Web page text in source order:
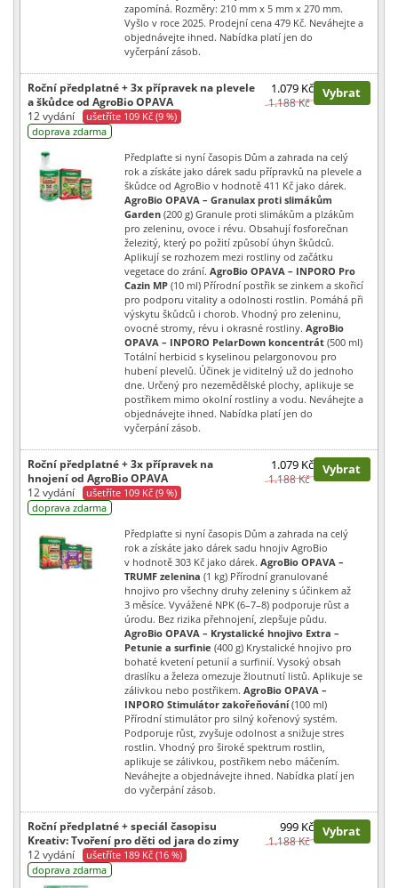
zapomíná. Rozměry: 210 mm x 5 mm x 270 mm.
Vyšlo v roce 2025. Prodejní cena 479 Kč. Neváhejte a
objednávejte ihned. Nabídka platí jen do
vyčerpání zásob.
Roční předplatné + 3x přípravek na plevele
a škůdce od AgroBio OPAVA
12 vydání
ušetříte 109 Kč (9 %)
doprava zdarma
1.079 Kč
1.188 Kč
Vybrat
Předplaťte si nyní časopis Dům a zahrada na celý
rok a získáte jako dárek sadu přípravků na plevele a
škůdce od AgroBio v hodnotě 411 Kč jako dárek.
AgroBio OPAVA – Granulax proti slimákům
Garden (200 g) Granule proti slimákům a plzákům
pro zeleninu, ovoce i révu. Obsahují fosforečnan
železitý, který po požití způsobí úhyn škůdců.
Aplikují se rozhozem mezi rostliny od začátku
vegetace do zrání. AgroBio OPAVA – INPORO Pro
Cazin MP (10 ml) Přírodní postřik se zinkem a skořicí
pro podporu vitality a odolnosti rostlin. Pomáhá při
výskytu škůdců i chorob. Vhodný pro zeleninu,
ovocné stromy, révu i okrasné rostliny. AgroBio
OPAVA – INPORO PelarDown koncentrát (500 ml)
Totální herbicid s kyselinou pelargonovou pro
hubení plevelů. Účinek je viditelný už do jednoho
dne. Určený pro nezemědělské plochy, aplikuje se
postřikem mimo okolní rostliny a vodu. Neváhejte a
objednávejte ihned. Nabídka platí jen do
vyčerpání zásob.
Roční předplatné + 3x přípravek na
hnojení od AgroBio OPAVA
12 vydání
ušetříte 109 Kč (9 %)
doprava zdarma
1.079 Kč
1.188 Kč
Vybrat
Předplaťte si nyní časopis Dům a zahrada na celý
rok a získáte jako dárek sadu hnojiv AgroBio
v hodnotě 303 Kč jako dárek. AgroBio OPAVA –
TRUMF zelenina (1 kg) Přírodní granulované
hnojivo pro všechny druhy zeleniny s účinkem až
3 měsíce. Vyvážené NPK (6–7–8) podporuje růst a
úrodu. Bez rizika přehnojení, zlepšuje půdu.
AgroBio OPAVA – Krystalické hnojivo Extra –
Petunie a surfinie (400 g) Krystalické hnojivo pro
bohaté kvetení petunií a surfinií. Vysoký obsah
draslíku a železa omezuje žloutnutí listů. Aplikuje se
zálivkou nebo postřikem. AgroBio OPAVA –
INPORO Stimulátor zakořeňování(100 ml)
Přírodní stimulátor pro silný kořenový systém.
Podporuje růst, zvyšuje odolnost a snižuje stres
rostlin. Vhodný pro široké spektrum rostlin,
aplikuje se zálivkou, postřikem nebo máčením.
Neváhejte a objednávejte ihned. Nabídka platí jen
do vyčerpání zásob.
Roční předplatné + speciál časopisu
Kreativ: Tvoření pro děti od jara do zimy
12 vydání
ušetříte 189 Kč (16 %)
doprava zdarma
999 Kč
1.188 Kč
Vybrat